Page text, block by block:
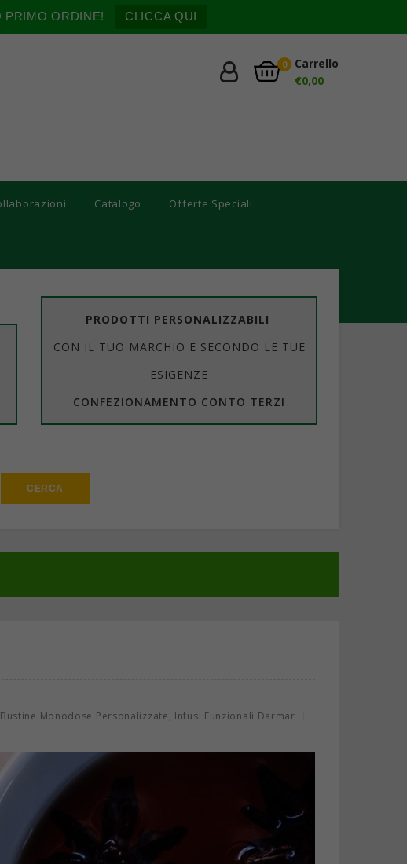
PRIMO ORDINE! CLICCA QUI
0
Carrello
€0,00
Catalogo Offerte Speciali
PRODOTTI PERSONALIZZABILI
CON IL TUO MARCHIO E SECONDO LE TUE
ESIGENZE
CONFEZIONAMENTO CONTO TERZI
Bustine Monodose Personalizzate, Infusi Funzionali Darmar